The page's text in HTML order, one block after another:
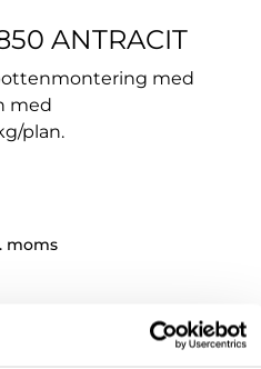
ANTRACIT
med
med
plan.
moms